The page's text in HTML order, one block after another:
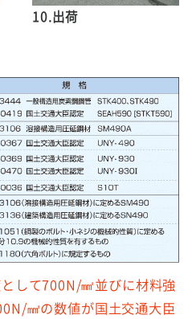
10.出荷
して700N/㎟並びに材料強
㎟の数値が国土交通大臣